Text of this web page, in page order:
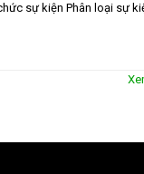
sự kiện Phân loại sự